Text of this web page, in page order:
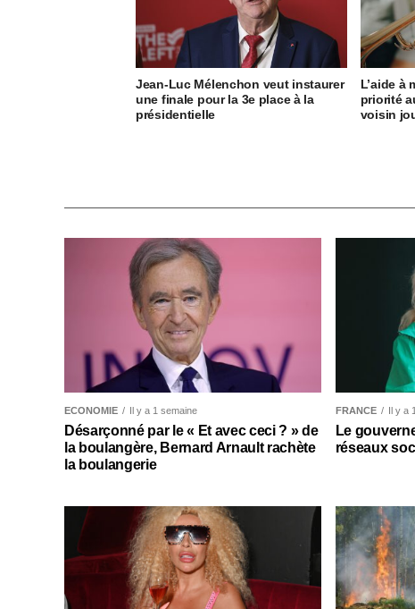
Jean-Luc Mélenchon veut instaurer
une finale pour la 3e place à la
présidentielle
L’aide à
priorité
voisin
ECONOMIE Il y a 1 semaine
Désarçonné par le « Et avec ceci ? » de
la boulangère, Bernard Arnault rachète
la boulangerie
FRANCE Il y a
Le
réseaux